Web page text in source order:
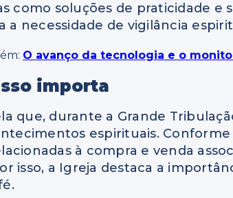
como soluções de praticidade e
a necessidade de vigilância
O avanço da tecnologia e o
importa
que, durante a Grande
espirituais.
à compra e venda
isso, a Igreja destaca a